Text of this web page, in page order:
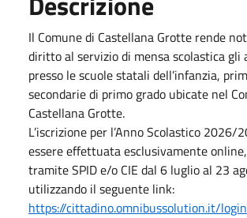
Il Comune di Castellana Grotte rende
diritto al servizio di mensa scolastica
presso le scuole statali dell’infanzia,
secondarie di primo grado ubicate nel
Castellana Grotte.
L’iscrizione per l’Anno Scolastico 2026/
essere effettuata esclusivamente
tramite SPID e/o CIE dal 6 luglio al 23
utilizzando il seguente link:
https://cittadino.omnibussolution.it/